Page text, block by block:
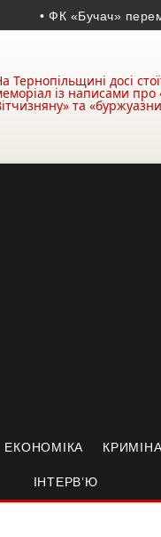
ФК «Бучач» переміг у
Тернопільщині досі
із написами про
та
ЕКОНОМІКА
ІНТЕРВ’Ю